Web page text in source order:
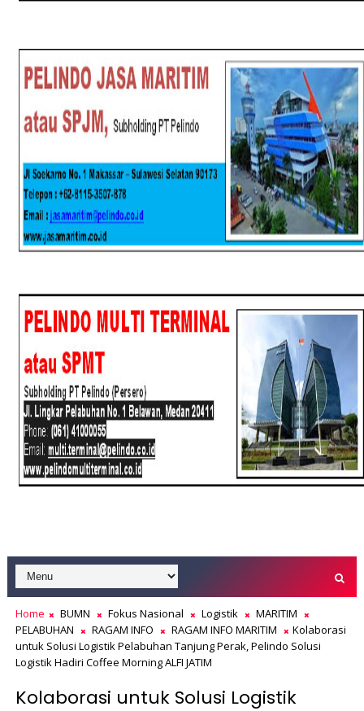
Home BUMN Fokus Nasional Logistik
MARITIM
PELABUHAN
RAGAM INFO RAGAM INFO MARITIM
Kolaborasi
untuk Solusi Logistik Pelabuhan Tanjung Perak, Pelindo Solusi
Logistik Hadiri Coffee Morning ALFI JATIM
Kolaborasi untuk Solusi Logistik